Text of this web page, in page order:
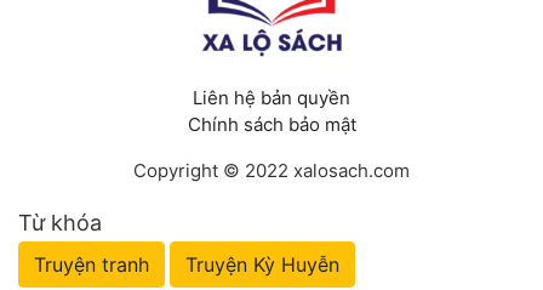
Liên hệ bản quyền
Chính sách bảo mật
Copyright © 2022 xalosach.com
Từ khóa
Truyện tranh Truyện Kỳ Huyễn